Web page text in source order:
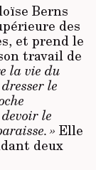
Berns
des
et prend le
travail de
la vie du
le
le
» Elle
deux